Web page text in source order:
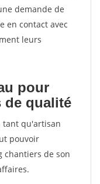
demande de
en contact avec
leurs
pour
de qualité
tant qu'artisan
pouvoir
de son